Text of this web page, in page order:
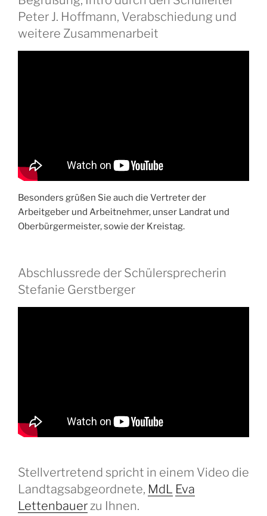
Peter J. Hoffmann, Verabschiedung und
weitere Zusammenarbeit
Besonders grüßen Sie auch die Vertreter der
Arbeitgeber und Arbeitnehmer, unser Landrat und
Oberbürgermeister, sowie der Kreistag.
Abschlussrede der Schülersprecherin
Stefanie Gerstberger
Stellvertretend spricht in einem Video die
Landtagsabgeordnete, MdL Eva
Lettenbauerzu Ihnen.